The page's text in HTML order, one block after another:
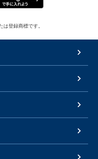
登録商標です。